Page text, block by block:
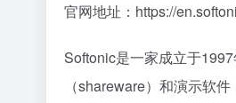
官网地址： https://
Softonic是一家成立于
（shareware）和演示软